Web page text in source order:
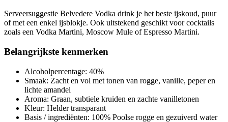
Serveersuggestie Belvedere Vodka drink je het beste ijskoud, puur
of met een enkel ijsblokje. Ook uitstekend geschikt voor cocktails
zoals een Vodka Martini, Moscow Mule of Espresso Martini.
Belangrijkste kenmerken
Alcoholpercentage: 40%
Smaak: Zacht en vol met tonen van rogge, vanille, peper en
lichte amandel
Aroma: Graan, subtiele kruiden en zachte vanilletonen
Kleur: Helder transparant
Basis / ingrediënten: 100% Poolse rogge en gezuiverd water